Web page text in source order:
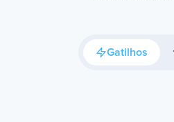
Gatilhos